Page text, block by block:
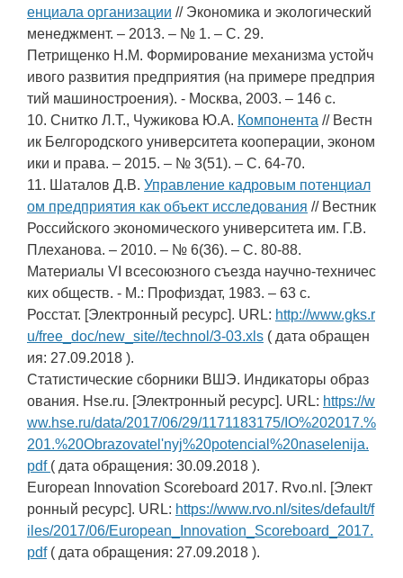
енциала организации // Экономика и экологический
менеджмент. – 2013. – № 1. – С. 29.
Петрищенко Н.М. Формирование механизма устойч
ивого развития предприятия (на примере предприя
тий машиностроения). - Москва, 2003. – 146 с.
10. Снитко Л.Т., Чужикова Ю.А. Компонента // Вестн
ик Белгородского университета кооперации, эконом
ики и права. – 2015. – № 3(51). – С. 64-70.
11. Шаталов Д.В. Управление кадровым потенциал
ом предприятия как объект исследования // Вестник
Российского экономического университета им. Г.В.
Плеханова. – 2010. – № 6(36). – С. 80-88.
Материалы VI всесоюзного съезда научно-техничес
ких обществ. - М.: Профиздат, 1983. – 63 с.
Росстат. [Электронный ресурс]. URL: http://www.gks.r
u/free_doc/new_site//technol/3-03.xls ( дата обращен
ия: 27.09.2018 ).
Статистические сборники ВШЭ. Индикаторы образ
ования. Hse.ru. [Электронный ресурс]. URL: https://w
ww.hse.ru/data/2017/06/29/1171183175/IO%202017.%
201.%20Obrazovatel'nyj%20potencial%20naselenija.
pdf ( дата обращения: 30.09.2018 ).
European Innovation Scoreboard 2017. Rvo.nl. [Элект
ронный ресурс]. URL: https://www.rvo.nl/sites/default/f
iles/2017/06/European_Innovation_Scoreboard_2017.
pdf( дата обращения: 27.09.2018 ).